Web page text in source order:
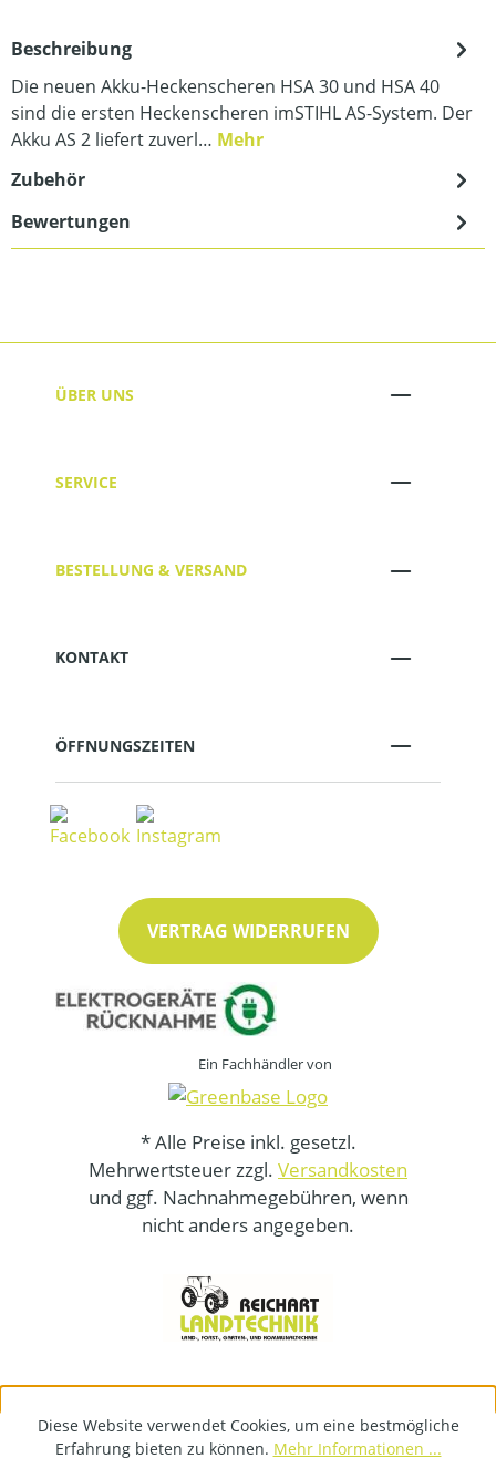
Beschreibung
Die neuen Akku-Heckenscheren HSA 30 und HSA 40
sind die ersten Heckenscheren imSTIHL AS-System. Der
Akku AS 2 liefert zuverl… Mehr
Zubehör
Bewertungen
ÜBER UNS
SERVICE
BESTELLUNG & VERSAND
KONTAKT
ÖFFNUNGSZEITEN
VERTRAG WIDERRUFEN
Ein Fachhändler von
* Alle Preise inkl. gesetzl.
Mehrwertsteuer zzgl. Versandkosten
und ggf. Nachnahmegebühren, wenn
nicht anders angegeben.
Diese Website verwendet Cookies, um eine bestmögliche
Erfahrung bieten zu können. Mehr Informationen ...